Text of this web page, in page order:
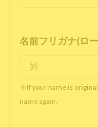
名前フリガナ(ロ
※If your name is
name again.